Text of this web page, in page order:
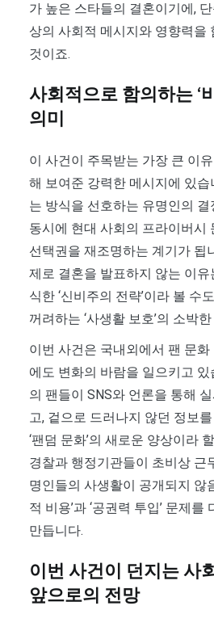
가 높은 스타들의 결혼이기에,
상의 사회적 메시지와 영향력을
것이죠.
사회적으로 함의하는 ‘
의미
이 사건이 주목받는 가장 큰 이유
해 보여준 강력한 메시지에 있습
는 방식을 선호하는 유명인의
동시에 현대 사회의 프라이버시
선택권을 재조명하는 계기가 됩
제로 결혼을 발표하지 않는 이유
식한 ‘신비주의 전략’이라 볼 수
꺼려하는 ‘사생활 보호’의 소박
이번 사건은 국내외에서 팬 문
에도 변화의 바람을 일으키고
의 팬들이 SNS와 언론을 통해 실
고, 겉으로 드러나지 않던 정보
‘팬덤 문화’의 새로운 양상이라
경찰과 행정기관들이 초비상 근
명인들의 사생활이 공개되지 않
적 비용’과 ‘공권력 투입’ 문제를
만듭니다.
이번 사건이 던지는 사
앞으로의 전망